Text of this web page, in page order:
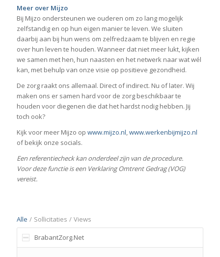
Meer over Mijzo
Bij Mijzo ondersteunen we ouderen om zo lang mogelijk
zelfstandig en op hun eigen manier te leven. We sluiten
daarbij aan bij hun wens om zelfredzaam te blijven en regie
over hun leven te houden. Wanneer dat niet meer lukt, kijken
we samen met hen, hun naasten en het netwerk naar wat wél
kan, met behulp van onze visie op positieve gezondheid.
De zorg raakt ons allemaal. Direct of indirect. Nu of later. Wij
maken ons er samen hard voor de zorg beschikbaar te
houden voor diegenen die dat het hardst nodig hebben. Jij
toch ook?
Kijk voor meer Mijzo op www.mijzo.nl,www.werkenbijmijzo.nl
of bekijk onze socials.
Een referentiecheck kan onderdeel zijn van de procedure.
Voor deze functie is een Verklaring Omtrent Gedrag (VOG)
vereist.
Alle / Sollicitaties / Views
BrabantZorg.Net